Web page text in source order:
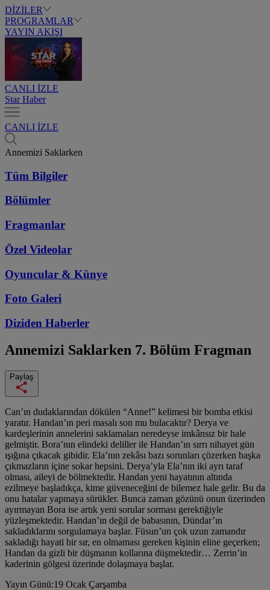
DİZİLER
PROGRAMLAR
YAYIN AKIŞI
CANLI İZLE
Star Haber
CANLI İZLE
Annemizi Saklarken
Tüm Bilgiler
Bölümler
Fragmanlar
Özel Videolar
Oyuncular & Künye
Foto Galeri
Diziden Haberler
Annemizi Saklarken 7. Bölüm Fragman
Paylaş
Can’ın dudaklarından dökülen “Anne!” kelimesi bir bomba etkisi
yaratır. Handan’ın peri masalı son mu bulacaktır? Derya ve
kardeşlerinin annelerini saklamaları neredeyse imkânsız bir hale
gelmiştir. Bora’nın elindeki deliller ile Handan’ın sırrı nihayet gün
ışığına çıkacak gibidir. Ela’nın zekâsı bazı sorunları çözerken başka
çıkmazların içine sokar hepsini. Derya’yla Ela’nın iki ayrı taraf
olması, aileyi de bölmektedir. Handan yeni hayatının altında
ezilmeye başladıkça, kime güveneceğini de bilemez hale gelir. Bu da
onu hatalar yapmaya sürükler. Bunca zaman gözünü onun üzerinden
ayırmayan Bora ise artık yeni sorular sorması gerektiğiyle
yüzleşmektedir. Handan’ın değil de babasının, Dündar’ın
sakladıklarını sorgulamaya başlar. Füsun’un çok uzun zamandır
sakladığı hayati bir sır, en olmaması gereken kişinin eline geçerken;
Handan da gizli bir düşmanın kollarına düşmektedir… Zerrin’in
kaderinin gölgesi üzerinde dolaşmaya başlar.
Yayın Günü:19 Ocak Çarşamba